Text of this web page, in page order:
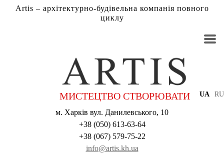
Artis – архітектурно-будівельна компанія повного
циклу
МИСТЕЦТВО СТВОРЮВАТИ UA RU
м. Харкiв вул. Данилевського, 10
+38 (050) 613-63-64
+38 (067) 579-75-22
info@artis.kh.ua